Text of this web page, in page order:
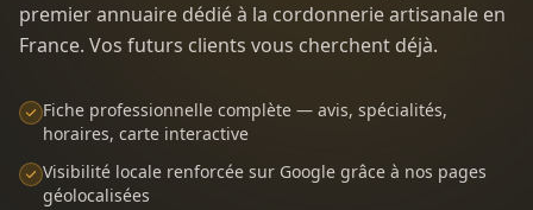
premier annuaire dédié à la cordonnerie artisanale en
France. Vos futurs clients vous cherchent déjà.
Fiche professionnelle complète — avis, spécialités,
horaires, carte interactive
Visibilité locale renforcée sur Google grâce à nos pages
géolocalisées